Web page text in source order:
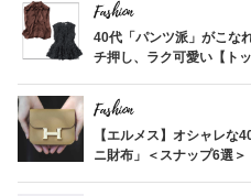
Fashion
40代「パンツ派」がこな
チ押し、ラク可愛い【ト
Fashion
【エルメス】オシャレな
ニ財布」＜スナップ6選＞